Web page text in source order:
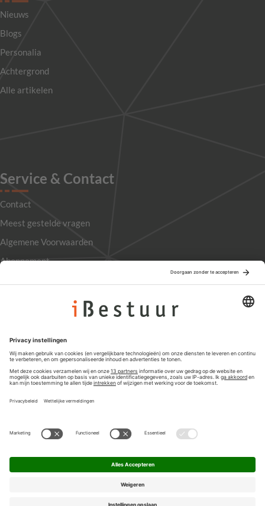
Nieuws
Blogs
Personalia
Achtergrond
Alle artikelen
Service & Contact
Contact
Meest gestelde vragen
Algemene Voorwaarden
Abonnement
Privacyinstellingen